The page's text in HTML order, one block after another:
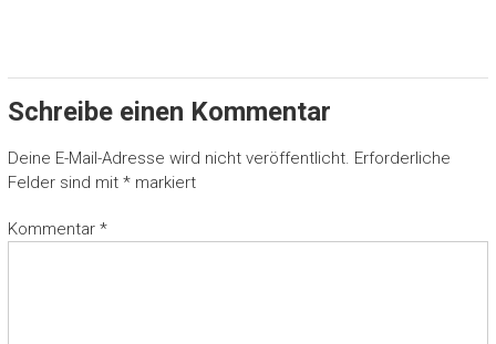
Schreibe einen Kommentar
Deine E-Mail-Adresse wird nicht veröffentlicht. Erforderliche
Felder sind mit *markiert
Kommentar *